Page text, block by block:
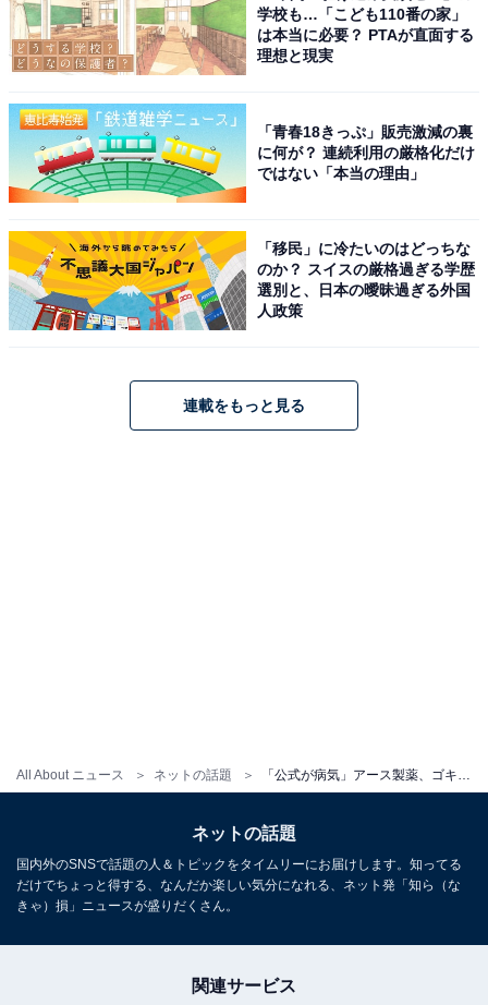
All About ニュース ネットの話題
学校も…「こども110番の家」
は本当に必要？ PTAが直面する
理想と現実
「青春18きっぷ」販売激減の裏
に何が？ 連続利用の厳格化だけ
ではない「本当の理由」
「移民」に冷たいのはどっちな
のか？ スイスの厳格過ぎる学歴
選別と、日本の曖昧過ぎる外国
人政策
連載をもっと見る
ネットの話題
国内外のSNSで話題の人＆トピックをタイムリーにお届けします。知ってる
だけでちょっと得する、なんだか楽しい気分になれる、ネット発「知ら（な
きゃ）損」ニュースが盛りだくさん。
関連サービス